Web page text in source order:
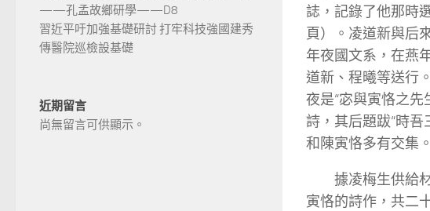
誌，記錄了他那時
頁）。凌道新與后
年夜國文系，在燕
道新、程曦等送行
夜是“宓與寅恪之先
詩，其后題跋“時
和陳寅恪多有交集。
據凌梅生供給
寅恪的詩作，共二
——孔孟故鄉研學——D8
習近平吁加強基礎研討 打牢科技強國建秀
傳醫院巡檢設基礎
近期留言
尚無留言可供顯示。